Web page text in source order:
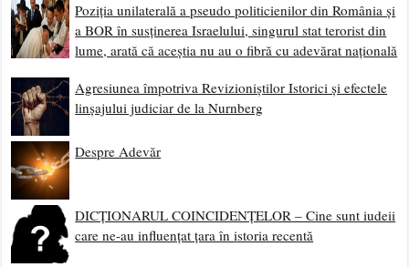
Poziția unilaterală a pseudo politicienilor din România și
a BOR în susținerea Israelului, singurul stat terorist din
lume, arată că aceștia nu au o fibră cu adevărat națională
Agresiunea împotriva Revizioniștilor Istorici și efectele
linșajului judiciar de la Nurnberg
Despre Adevăr
DICȚIONARUL COINCIDENȚELOR – Cine sunt iudeii
care ne-au influențat țara în istoria recentă